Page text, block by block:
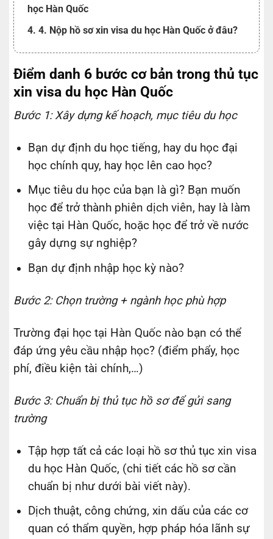
học Hàn Quốc
4. 4. Nộp hồ sơ xin visa du học Hàn Quốc ở đâu?
Điểm danh 6 bước cơ bản trong thủ tục
xin visa du học Hàn Quốc
Bước 1: Xây dựng kế hoạch, mục tiêu du học
Bạn dự định du học tiếng, hay du học đại
học chính quy, hay học lên cao học?
Mục tiêu du học của bạn là gì? Bạn muốn
học để trở thành phiên dịch viên, hay là làm
việc tại Hàn Quốc, hoặc học để trở về nước
gây dựng sự nghiệp?
Bạn dự định nhập học kỳ nào?
Bước 2: Chọn trường + ngành học phù hợp
Trường đại học tại Hàn Quốc nào bạn có thể
đáp ứng yêu cầu nhập học? (điểm phẩy, học
phí, điều kiện tài chính,…)
Bước 3: Chuẩn bị thủ tục hồ sơ để gửi sang
trường
Tập hợp tất cả các loại hồ sơ thủ tục xin visa
du học Hàn Quốc, (chi tiết các hồ sơ cần
chuẩn bị như dưới bài viết này).
Dịch thuật, công chứng, xin dấu của các cơ
quan có thẩm quyền, hợp pháp hóa lãnh sự